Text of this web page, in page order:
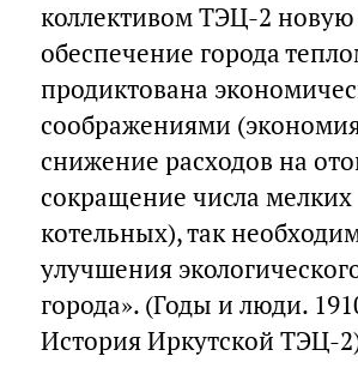
коллективом ТЭЦ-2 новую
обеспечение города
продиктована
соображениями
снижение расходов на
сокращение числа мелких
котельных), так
улучшения
города». (Годы и люди.
История Иркутской ТЭЦ-